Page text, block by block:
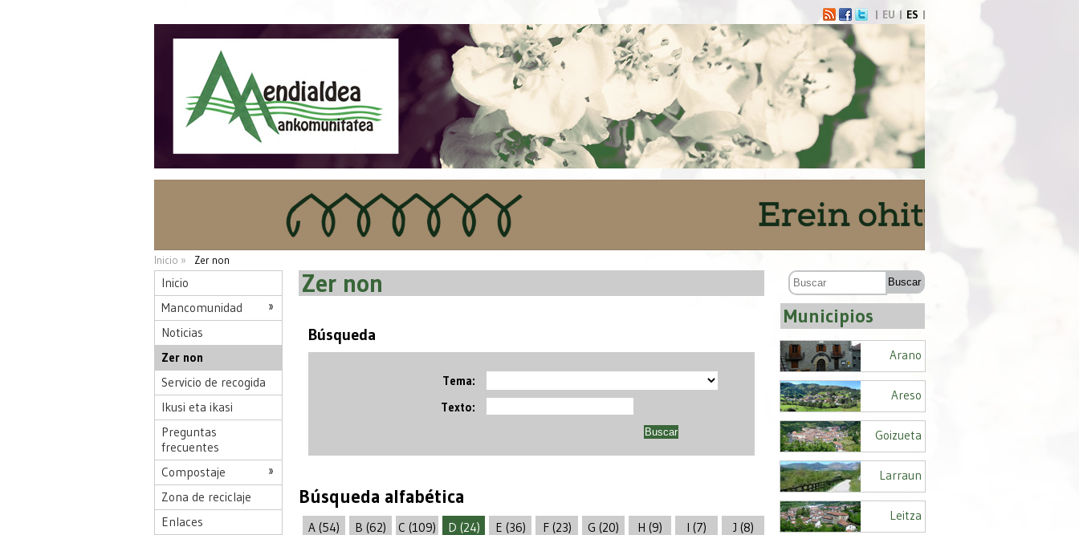
ES
EU
Inicio » Zer non
Inicio
Mancomunidad
Noticias
Zer non
Servicio de recogida
Ikusi eta ikasi
Preguntas
frecuentes
Compostaje
Zona de reciclaje
Enlaces
Zer non
Búsqueda
Tema:
Texto:
Búsqueda alfabética
A (54) B (62) C (109) D (24) E (36) F (23) G (20) H (9) I (7)
J (8)
Municipios
Arano
Areso
Goizueta
Larraun
Leitza